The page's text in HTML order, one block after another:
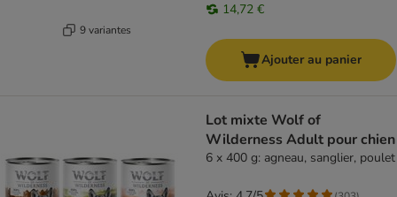
9 variantes
14,72 €
Ajouter au panier
Lot mixte Wolf of
Wilderness Adult pour chien
6 x 400 g: agneau, sanglier, poulet